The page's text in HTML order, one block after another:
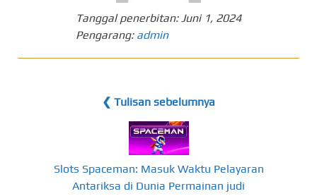
Tanggal penerbitan:Juni 1, 2024
Pengarang: admin
❮ Tulisan sebelumnya
Slots Spaceman: Masuk Waktu Pelayaran
Antariksa di Dunia Permainan judi